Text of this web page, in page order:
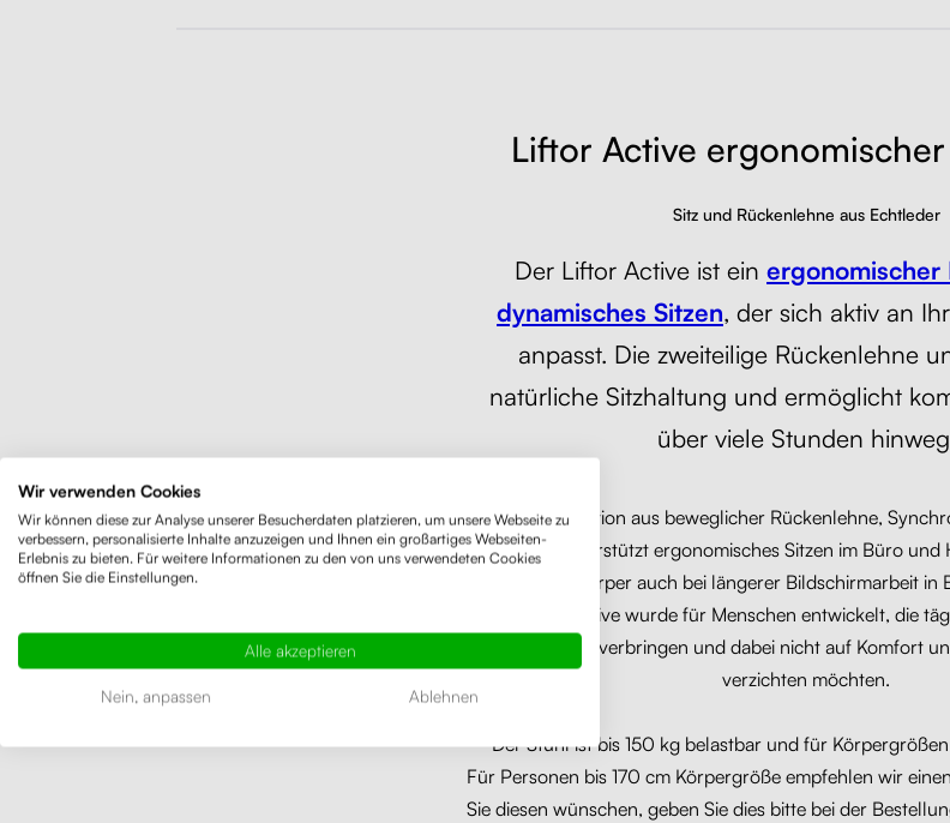
Liftor Active
Sitz und Rückenlehne aus Echtleder
Der Liftor Active ist ein ergonomischer
dynamisches Sitzen, der sich aktiv an
anpasst. Die zweiteilige Rückenlehne
natürliche Sitzhaltung und ermöglicht
über viele Stunden
Die Kombination aus beweglicher Rückenlehne,
Armlehnen unterstützt ergonomisches Sitzen im Büro und
Körper auch bei längerer Bildschirmarbeit in
Der Liftor Active wurde für Menschen entwickelt, die
Schreibtisch verbringen und dabei nicht auf Komfort
verzichten möchten.
Der Stuhl ist bis 150 kg belastbar und für
Für Personen bis 170 cm Körpergröße empfehlen wir
Sie diesen wünschen, geben Sie dies bitte bei der
Wir verwenden Cookies
Wir können diese zur Analyse unserer Besucherdaten platzieren, um unsere Webseite zu
verbessern, personalisierte Inhalte anzuzeigen und Ihnen ein großartiges Webseiten-
Erlebnis zu bieten. Für weitere Informationen zu den von uns verwendeten Cookies
öffnen Sie die Einstellungen.
Alle akzeptieren
Nein, anpassen Ablehnen